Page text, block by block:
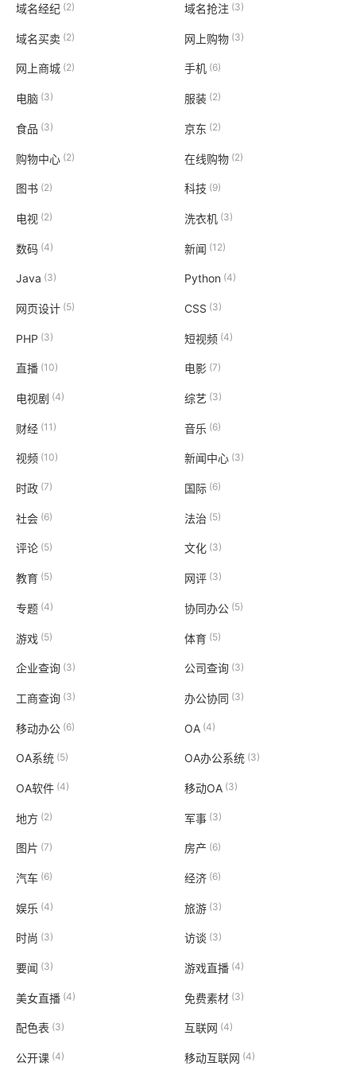
域名经纪 (2) 域名抢注(3)
域名买卖 (2) 网上购物(3)
网上商城 (2) 手机 (6)
电脑 (3) 服装(2)
食品 (3) 京东 (2)
购物中心 (2) 在线购物(2)
图书 (2) 科技 (9)
电视 (2) 洗衣机 (3)
数码 (4) 新闻 (12)
Java (3) Python (4)
网页设计 (5) CSS (3)
PHP (3) 短视频(4)
直播 (10) 电影 (7)
电视剧 (4) 综艺 (3)
财经 (11) 音乐 (6)
视频 (10) 新闻中心 (3)
时政 (7) 国际(6)
社会 (6) 法治 (5)
评论 (5) 文化 (3)
教育 (5) 网评(3)
专题 (4) 协同办公(5)
游戏 (5) 体育(5)
企业查询 (3) 公司查询(3)
工商查询 (3) 办公协同 (3)
移动办公 (6) OA (4)
OA系统 (5) OA办公系统(3)
OA软件 (4) 移动OA (3)
地方 (2) 军事 (3)
图片 (7) 房产 (6)
汽车 (6) 经济(6)
娱乐 (4) 旅游(3)
时尚 (3) 访谈 (3)
要闻 (3) 游戏直播(4)
美女直播 (4) 免费素材(3)
配色表 (3) 互联网 (4)
公开课 (4) 移动互联网 (4)